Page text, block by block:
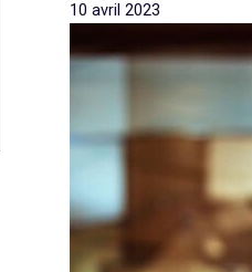
10 avril 2023